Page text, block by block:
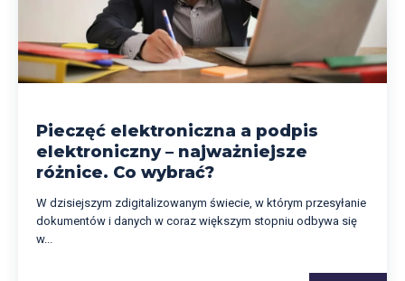
Pieczęć elektroniczna a podpis
elektroniczny – najważniejsze
różnice. Co wybrać?
W dzisiejszym zdigitalizowanym świecie, w którym przesyłanie
dokumentów i danych w coraz większym stopniu odbywa się
w...